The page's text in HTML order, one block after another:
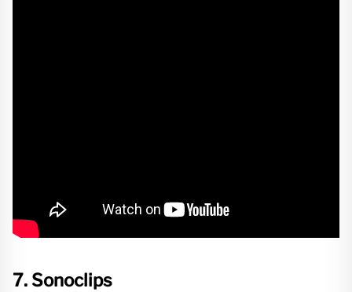
7. Sonoclips